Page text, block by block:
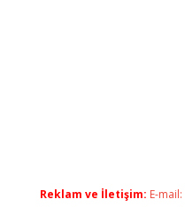
Reklam ve İletişim: E-mail: